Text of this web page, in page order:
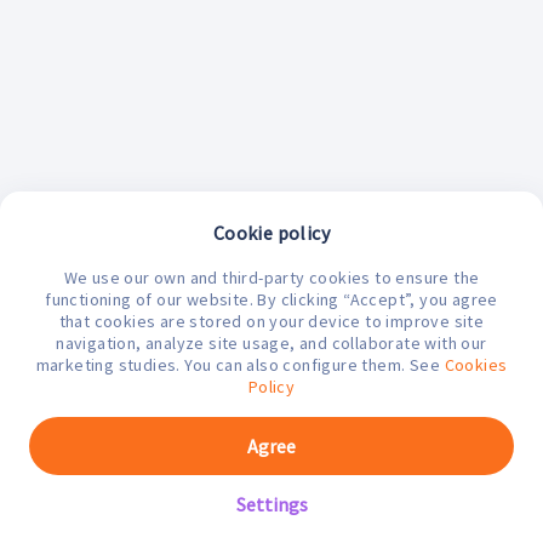
¿En qué podemos ayudarte hoy?
Cookie policy
We use our own and third-party cookies to ensure the
functioning of our website. By clicking “Accept”, you agree
that cookies are stored on your device to improve site
navigation, analyze site usage, and collaborate with our
marketing studies. You can also configure them. See Cookies
Policy
Settings
Agree